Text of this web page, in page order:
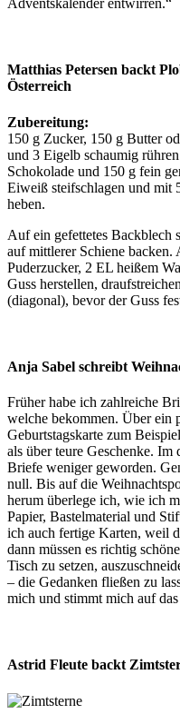
Adventskalender entwirren.“
Matthias Petersen backt
Österreich
Zubereitung:
150 g Zucker, 150 g Butter
und 3 Eigelb schaumig
Schokolade und 150 g fein
Eiweiß steifschlagen und mit
heben.
Auf ein gefettetes Backblech
auf mittlerer Schiene backen.
Puderzucker, 2 EL heißem
Guss herstellen,
(diagonal), bevor der Guss
Anja Sabel schreibt
Früher habe ich zahlreiche
welche bekommen. Über ein
Geburtstagskarte zum
als über teure Geschenke.
Briefe weniger geworden.
null. Bis auf die
herum überlege ich, wie ich
Papier, Bastelmaterial und
ich auch fertige Karten, weil
dann müssen es richtig
Tisch zu setzen,
– die Gedanken fließen zu
mich und stimmt mich auf
Astrid Fleute backt